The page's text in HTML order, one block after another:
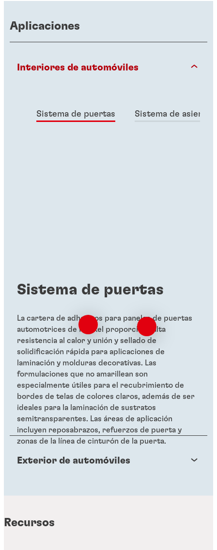
Aplicaciones
Interiores de automóviles
Sistema de puertas Sistema de asientos
Sistema de puertas
La cartera de adhesivos para paneles de puertas
automotrices de Henkel proporciona alta
resistencia al calor y unión y sellado de
solidificación rápida para aplicaciones de
laminación y molduras decorativas. Las
formulaciones que no amarillean son
especialmente útiles para el recubrimiento de
bordes de telas de colores claros, además de ser
ideales para la laminación de sustratos
semitransparentes. Las áreas de aplicación
incluyen reposabrazos, refuerzos de puerta y
zonas de la línea de cinturón de la puerta.
Exterior de automóviles
Recursos